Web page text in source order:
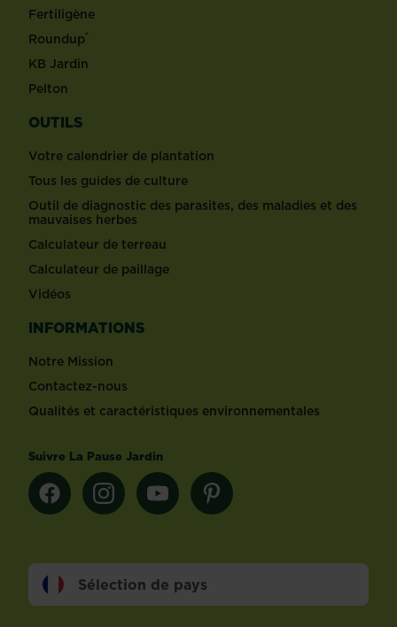
Fertiligène
Roundup®
KB Jardin
Pelton
OUTILS
Votre calendrier de plantation
Tous les guides de culture
Outil de diagnostic des parasites, des maladies et des
mauvaises herbes
Calculateur de terreau
Calculateur de paillage
Vidéos
INFORMATIONS
Notre Mission
Contactez-nous
Qualités et caractéristiques environnementales
Suivre La Pause Jardin
Sélection de pays